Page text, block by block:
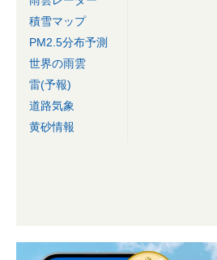
積雪マップ
PM2.5分布予測
世界の雨雲
雷(予報)
道路気象
黄砂情報